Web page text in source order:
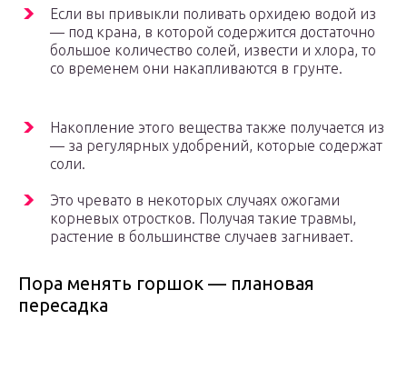
Если вы привыкли поливать орхидею водой из
— под крана, в которой содержится достаточно
большое количество солей, извести и хлора, то
со временем они накапливаются в грунте.
Накопление этого вещества также получается из
— за регулярных удобрений, которые содержат
соли.
Это чревато в некоторых случаях ожогами
корневых отростков. Получая такие травмы,
растение в большинстве случаев загнивает.
Пора менять горшок — плановая
пересадка